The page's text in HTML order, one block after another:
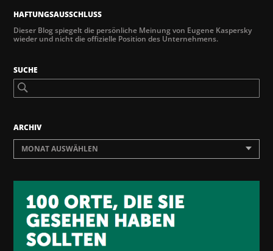
HAFTUNGSAUSSCHLUSS
Dieser Blog spiegelt die persönliche Meinung von Eugene Kaspersky
wieder und nicht die offizielle Position des Unternehmens.
SUCHE
ARCHIV
MONAT AUSWÄHLEN